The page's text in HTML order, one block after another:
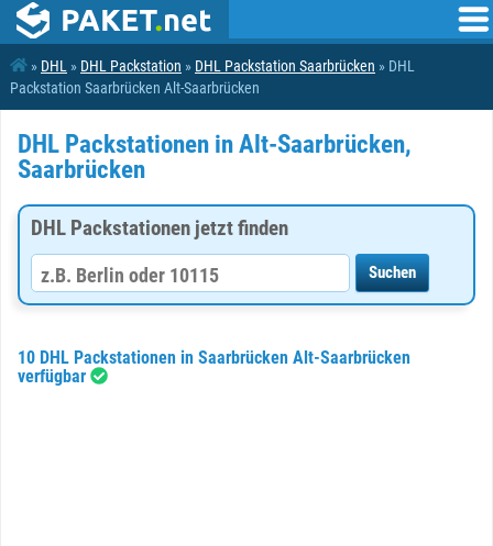
» DHL » DHL Packstation » DHL Packstation Saarbrücken » DHL
Packstation Saarbrücken Alt-Saarbrücken
DHL Packstationen in Alt-Saarbrücken,
Saarbrücken
DHL Packstationen jetzt finden
10 DHL Packstationen in Saarbrücken Alt-Saarbrücken
verfügbar